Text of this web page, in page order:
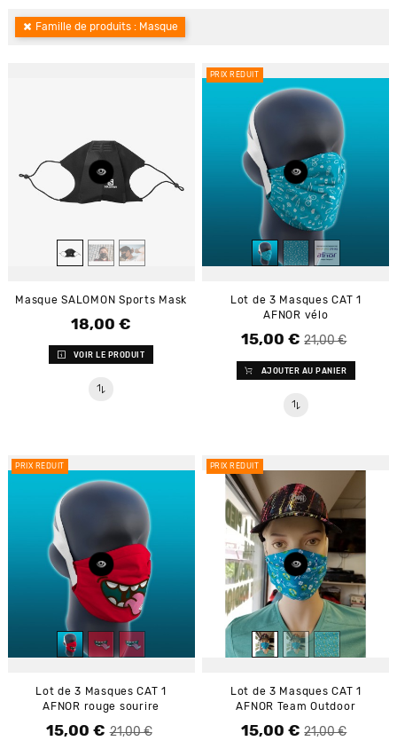
Famille de produits : Masque
Masque SALOMON Sports Mask
Prix
18,00 €
VOIR LE PRODUIT
PRIX RÉDUIT
Lot de 3 Masques CAT 1
AFNOR vélo
Prix de base21,00 €
Prix
15,00 €
AJOUTER AU PANIER
PRIX RÉDUIT
Lot de 3 Masques CAT 1
AFNOR rouge sourire
Prix de base21,00 €
Prix
15,00 €
PRIX RÉDUIT
Lot de 3 Masques CAT 1
AFNOR Team Outdoor
Prix de base21,00 €
Prix
15,00 €